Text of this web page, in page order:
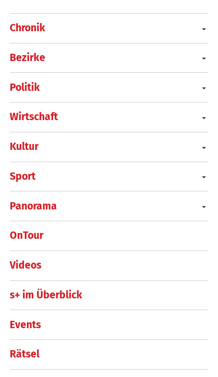
Chronik
Bezirke
Politik
Wirtschaft
Kultur
Sport
Panorama
OnTour
Videos
s+ im Überblick
Events
Rätsel